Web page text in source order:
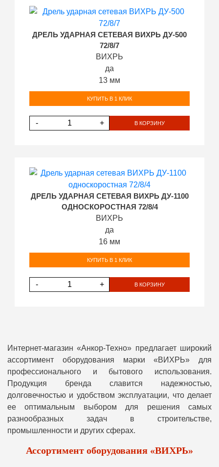
ДРЕЛЬ УДАРНАЯ СЕТЕВАЯ ВИХРЬ ДУ-500
72/8/7
ВИХРЬ
да
13 мм
КУПИТЬ В 1 КЛИК
- + В КОРЗИНУ
ДРЕЛЬ УДАРНАЯ СЕТЕВАЯ ВИХРЬ ДУ-1100
ОДНОСКОРОСТНАЯ 72/8/4
ВИХРЬ
да
16 мм
КУПИТЬ В 1 КЛИК
- + В КОРЗИНУ
Интернет-магазин «Анкор-Техно» предлагает широкий
ассортимент оборудования марки «ВИХРЬ» для
профессионального и бытового использования.
Продукция бренда славится надежностью,
долговечностью и удобством эксплуатации, что делает
ее оптимальным выбором для решения самых
разнообразных задач в строительстве,
промышленности и других сферах.
Ассортимент оборудования «ВИХРЬ»